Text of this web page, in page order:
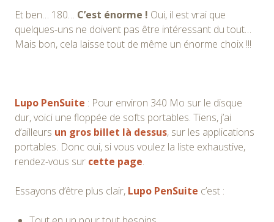
Et ben… 180… C’est énorme ! Oui, il est vrai que
quelques-uns ne doivent pas être intéressant du tout…
Mais bon, cela laisse tout de même un énorme choix !!!
Lupo PenSuite : Pour environ 340 Mo sur le disque
dur, voici une floppée de softs portables. Tiens, j’ai
d’ailleurs un gros billet là dessus, sur les applications
portables. Donc oui, si vous voulez la liste exhaustive,
rendez-vous sur cette page.
Essayons d’être plus clair, Lupo PenSuite c’est :